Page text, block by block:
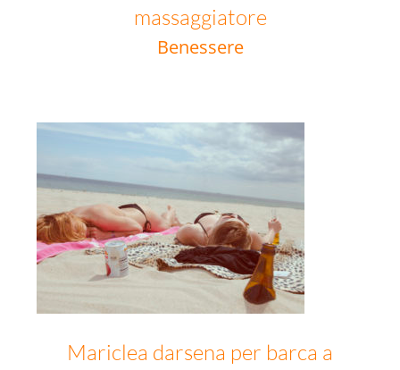
massaggiatore
Benessere
Mariclea darsena per barca a